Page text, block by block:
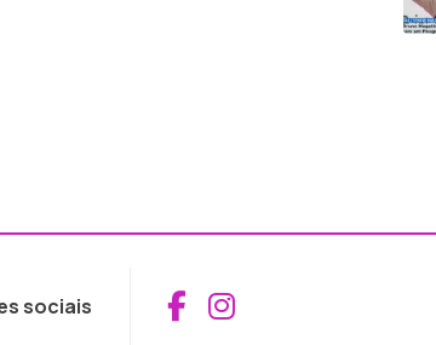
sociais Aceder ao
Aceder ao